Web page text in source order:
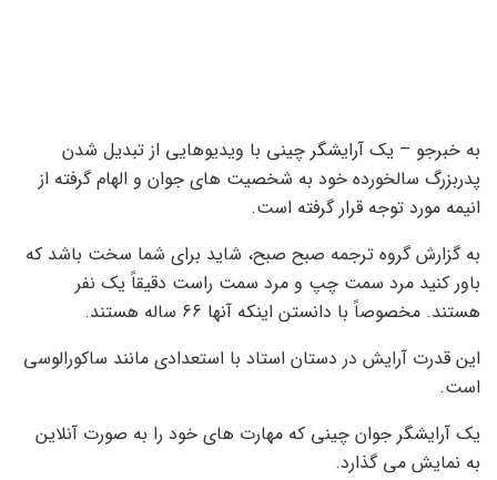
به خبرجو – یک آرایشگر چینی با ویدیوهایی از تبدیل شدن
پدربزرگ سالخورده خود به شخصیت های جوان و الهام گرفته از
انیمه مورد توجه قرار گرفته است.
به گزارش گروه ترجمه صبح صبح، شاید برای شما سخت باشد که
باور کنید مرد سمت چپ و مرد سمت راست دقیقاً یک نفر
هستند. مخصوصاً با دانستن اینکه آنها 66 ساله هستند.
این قدرت آرایش در دستان استاد با استعدادی مانند ساکورالوسی
است.
یک آرایشگر جوان چینی که مهارت های خود را به صورت آنلاین
به نمایش می گذارد.